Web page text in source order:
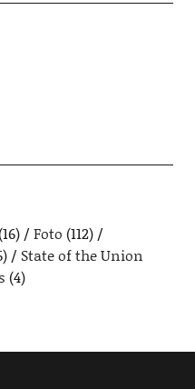
Foto (112)
State of the Union
(4)